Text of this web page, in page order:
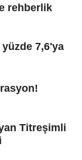
rehberlik
7,6'ya
Titreşimli